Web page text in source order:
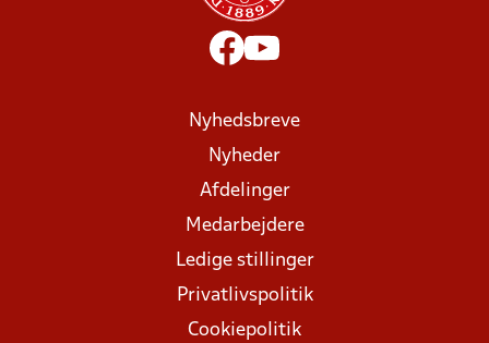
Nyhedsbreve
Nyheder
Afdelinger
Medarbejdere
Ledige stillinger
Privatlivspolitik
Cookiepolitik